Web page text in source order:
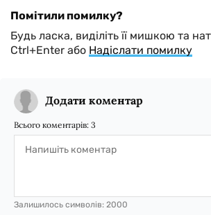
Помітили помилку?
Будь ласка, виділіть її мишкою та
Ctrl+Enter або Надіслати помилку
Додати коментар
Всього коментарів: 3
Залишилось символів: 2000